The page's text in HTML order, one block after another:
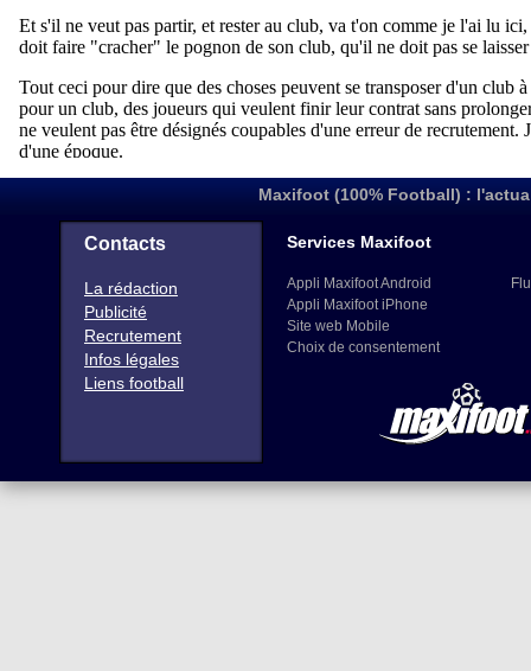
Maxifoot (100% Football) :
Contacts
La rédaction
Publicité
Recrutement
Infos légales
Liens football
Services Maxifoot
Appli Maxifoot Android
Appli Maxifoot iPhone
Site web Mobile
Choix de consentement